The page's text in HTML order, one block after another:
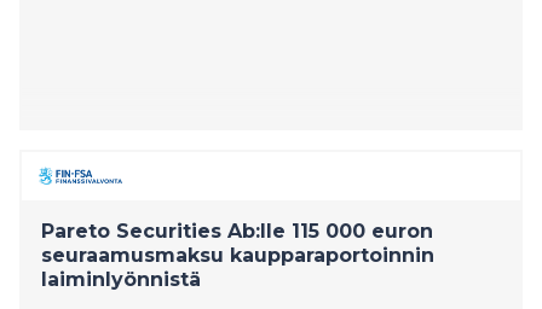
Pareto Securities Ab:lle 115 000 euron
seuraamusmaksu kaupparaportoinnin
laiminlyönnistä